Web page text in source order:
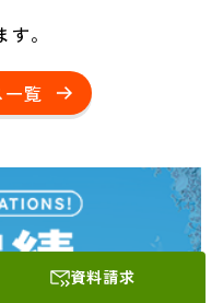
資料請求
。
一覧